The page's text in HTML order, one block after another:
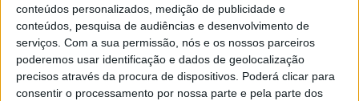
conteúdos personalizados, medição de publicidade e
conteúdos, pesquisa de audiências e desenvolvimento de
serviços. Com a sua permissão, nós e os nossos parceiros
poderemos usar identificação e dados de geolocalização
precisos através da procura de dispositivos. Poderá clicar para
consentir o processamento por nossa parte e pela parte dos
A competição decorre no pavilhão municipal e no da
escola secundária, com início pelas 09:00 de sexta-feira.
Esta e outras notícias para ouvir na Estação Diária – 96.8